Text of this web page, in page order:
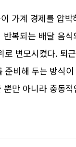
가계 경제를 압
복되는 배달 음
로 변모시켰다. 퇴
준비해 두는 방식
만 아니라 충동